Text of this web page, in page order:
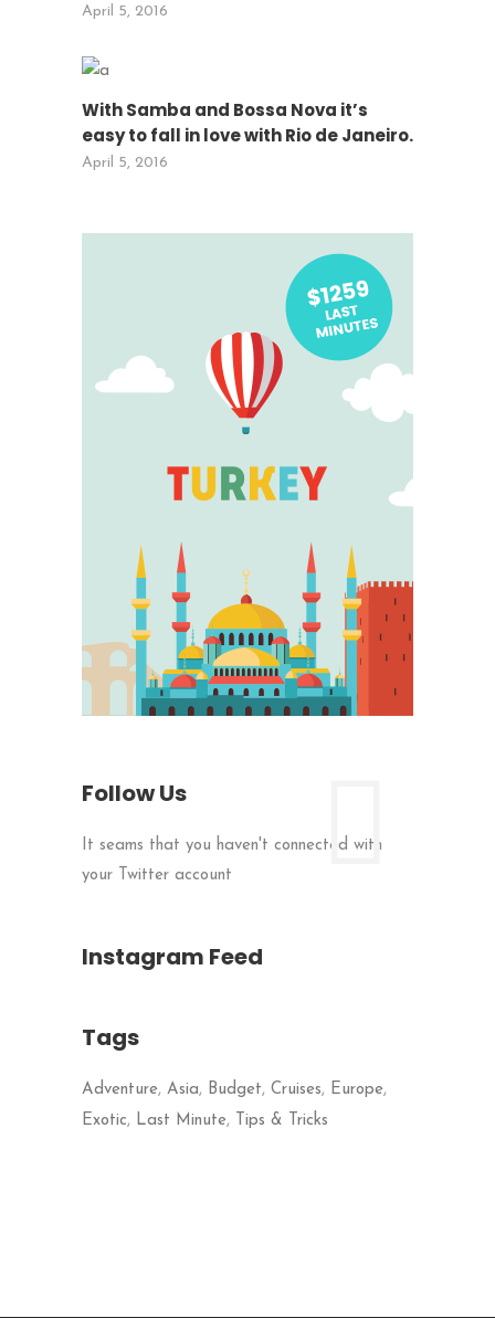
April 5, 2016
With Samba and Bossa Nova it’s
easy to fall in love with Rio de Janeiro.
April 5, 2016
Follow Us
It seams that you haven't connected with
your Twitter account
Instagram Feed
Tags
Adventure Asia Budget Cruises
Europe
Exotic
Last Minute Tips & Tricks